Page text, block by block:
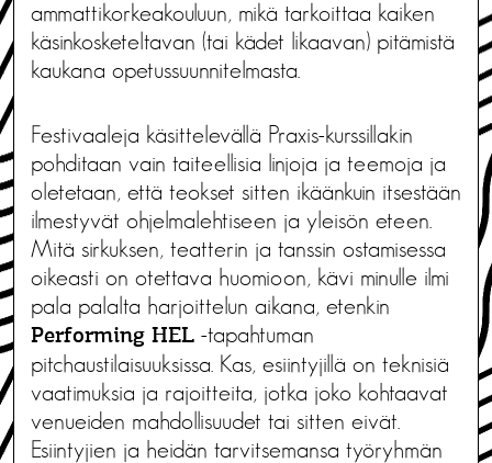
ammattikorkeakouluun, mikä tarkoittaa kaiken
käsinkosketeltavan (tai kädet likaavan) pitämistä
kaukana opetussuunnitelmasta.
Festivaaleja käsittelevällä Praxis-kurssillakin
pohditaan vain taiteellisia linjoja ja teemoja ja
oletetaan, että teokset sitten ikäänkuin itsestään
ilmestyvät ohjelmalehtiseen ja yleisön eteen.
Mitä sirkuksen, teatterin ja tanssin ostamisessa
oikeasti on otettava huomioon, kävi minulle ilmi
pala palalta harjoittelun aikana, etenkin
Performing HEL -tapahtuman
pitchaustilaisuuksissa. Kas, esiintyjillä on teknisiä
vaatimuksia ja rajoitteita, jotka joko kohtaavat
venueiden mahdollisuudet tai sitten eivät.
Esiintyjien ja heidän tarvitsemansa työryhmän